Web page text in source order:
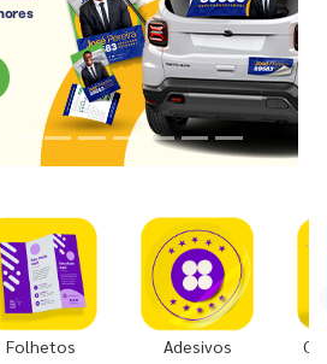
Next
Folhetos Adesivos